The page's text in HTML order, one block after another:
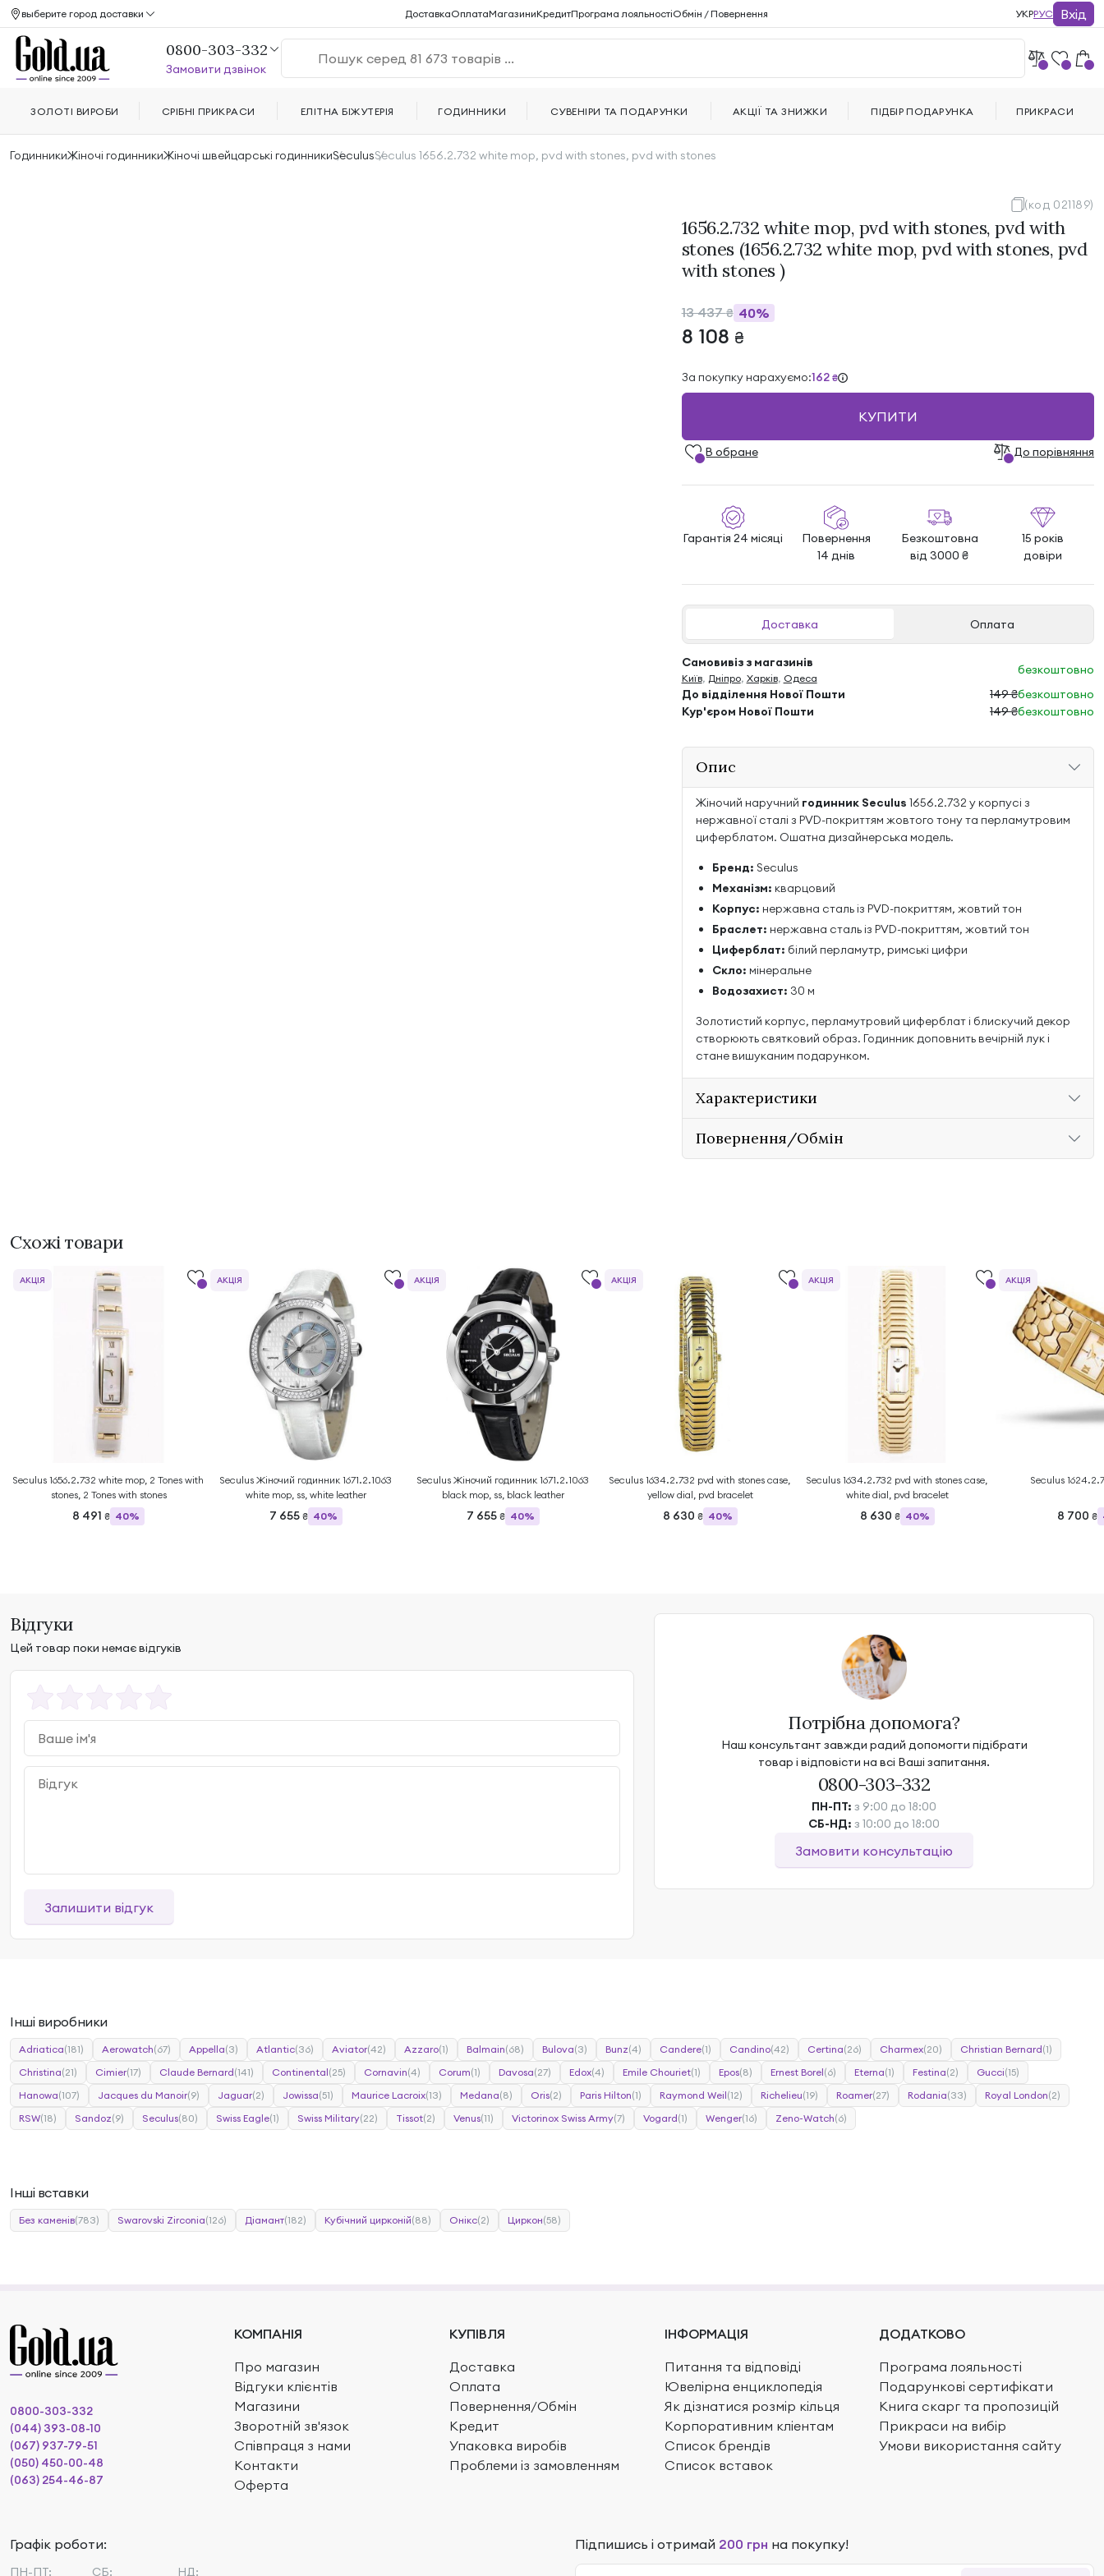
ГодинникиЖіночі годинникиЖіночі швейцарські годинникиSeculusSeculus 1656.2.732 white mop, pvd with stones, pvd with stones
(код 021189)
1656.2.732 white mop, pvd with stones, pvd with
stones (1656.2.732 white mop, pvd with stones, pvd
with stones )
13 437₴ 40%
8 108 ₴
За покупку нарахуємо:162 ₴
КУПИТИ
В обране До порівняння
Гарантія 24 місяці
Повернення
14 днів
Безкоштовна
від 3000 ₴
15 років
довіри
Доставка Оплата
Самовивіз з магазинів
Київ, Дніпро, Харків, Одеса
безкоштовно
До відділення Нової Пошти
149 ₴безкоштовно
Кур'єром Нової Пошти
149 ₴безкоштовно
Опис
Жіночий наручний годинник Seculus 1656.2.732 у корпусі з
нержавної сталі з PVD-покриттям жовтого тону та перламутровим
циферблатом. Ошатна дизайнерська модель.
Бренд: Seculus
Механізм: кварцовий
Корпус: нержавна сталь із PVD-покриттям, жовтий тон
Браслет: нержавна сталь із PVD-покриттям, жовтий тон
Циферблат: білий перламутр, римські цифри
Скло: мінеральне
Водозахист: 30 м
Золотистий корпус, перламутровий циферблат і блискучий декор
створюють святковий образ. Годинник доповнить вечірній лук і
стане вишуканим подарунком.
Характеристики
Повернення/Обмін
Схожі товари
Seculus 1656.2.732 white mop, 2 Tones with
stones, 2 Tones with stones
8 491 ₴ 40%
АКЦІЯ
Seculus Жіночий годинник 1671.2.1063
white mop, ss, white leather
7 655 ₴ 40%
АКЦІЯ
Seculus Жіночий годинник 1671.2.1063
black mop, ss, black leather
7 655 ₴ 40%
АКЦІЯ
Seculus 1634.2.732 pvd with stones case,
yellow dial, pvd bracelet
8 630 ₴ 40%
АКЦІЯ
Seculus 1634.2.732 pvd with stones case,
white dial, pvd bracelet
8 630 ₴ 40%
АКЦІЯ
Seculus
8 700 ₴
АКЦІЯ
Відгуки
Цей товар поки немає відгуків
Залишити відгук
Потрібна допомога?
Наш консультант завжди радий допомогти підібрати
товар і відповісти на всі Ваші запитання.
0800-303-332
ПН-ПТ: з 9:00 до 18:00
СБ-НД: з 10:00 до 18:00
Замовити консультацію
Інші виробники
Adriatica(181) Aerowatch(67) Appella(3) Atlantic(36) Aviator(42) Azzaro(1) Balmain(68) Bulova(3) Bunz(4) Candere(1) Candino(42) Certina(26) Charmex(20) Christian Bernard(1)
Christina(21) Cimier(17) Claude Bernard(141) Continental(25) Cornavin(4) Corum(1) Davosa(27) Edox(4) Emile Chouriet(1) Epos(8) Ernest Borel(6) Eterna(1) Festina(2) Gucci(15)
Hanowa(107) Jacques du Manoir(9) Jaguar(2) Jowissa(51) Maurice Lacroix(13) Medana(8) Oris(2) Paris Hilton(1) Raymond Weil(12) Richelieu(19) Roamer(27) Rodania(33) Royal London(2)
RSW(18) Sandoz(9) Seculus(80) Swiss Eagle(1) Swiss Military(22) Tissot(2) Venus(11) Victorinox Swiss Army(7) Vogard(1) Wenger(16) Zeno-Watch(6)
Інші вставки
Без каменів(783) Swarovski Zirconia(126) Діамант(182) Кубічний цирконій(88) Онікс(2) Циркон(58)
выберите город доставки ДоставкаОплатаМагазиниКредитПрограма лояльностіОбмін / Повернення УКРРУС Вхід
0800-303-332
Замовити дзвінок
ЗОЛОТІ ВИРОБИ СРІБНІ ПРИКРАСИ ЕЛІТНА БІЖУТЕРІЯ ГОДИННИКИ СУВЕНІРИ ТА ПОДАРУНКИ АКЦІЇ ТА ЗНИЖКИ ПІДБІР ПОДАРУНКА ПРИКРАСИ
КОМПАНІЯ
Про магазин
Відгуки клієнтів
Магазини
Зворотній зв'язок
Співпраця з нами
Контакти
Оферта
КУПІВЛЯ
Доставка
Оплата
Повернення/Обмін
Кредит
Упаковка виробів
Проблеми із замовленням
ІНФОРМАЦІЯ
Питання та відповіді
Ювелірна енциклопедія
Як дізнатися розмір кільця
Корпоративним кліентам
Список брендів
Список вставок
ДОДАТКОВО
Програма лояльності
Подарункові сертифікати
Книга скарг та пропозицій
Прикраси на вибір
Умови використання сайту
0800-303-332
(044) 393-08-10
(067) 937-79-51
(050) 450-00-48
(063) 254-46-87
Графік роботи:
ПН-ПТ: СБ: НД:
Підпишись і отримай 200 грн на покупку!